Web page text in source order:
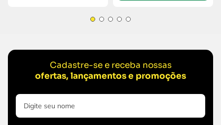
Cadastre-se e receba nossas
ofertas, lançamentos e promoções